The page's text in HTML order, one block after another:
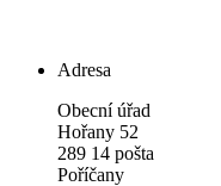
Adresa
Obecní úřad
Hořany 52
289 14 pošta
Poříčany